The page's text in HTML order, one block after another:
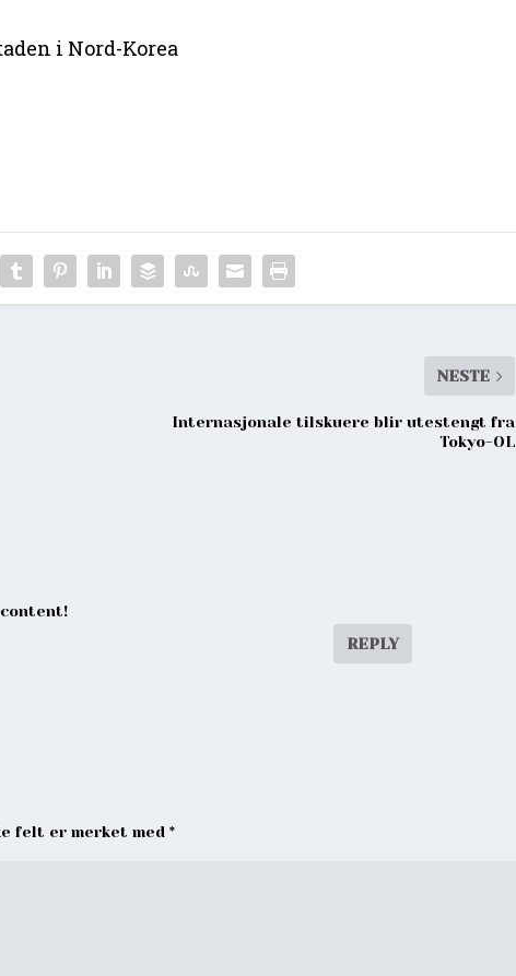
i Nord-Korea
NESTE
Internasjonale tilskuere blir utestengt fra
Tokyo-OL
REPLY
felt er merket med*